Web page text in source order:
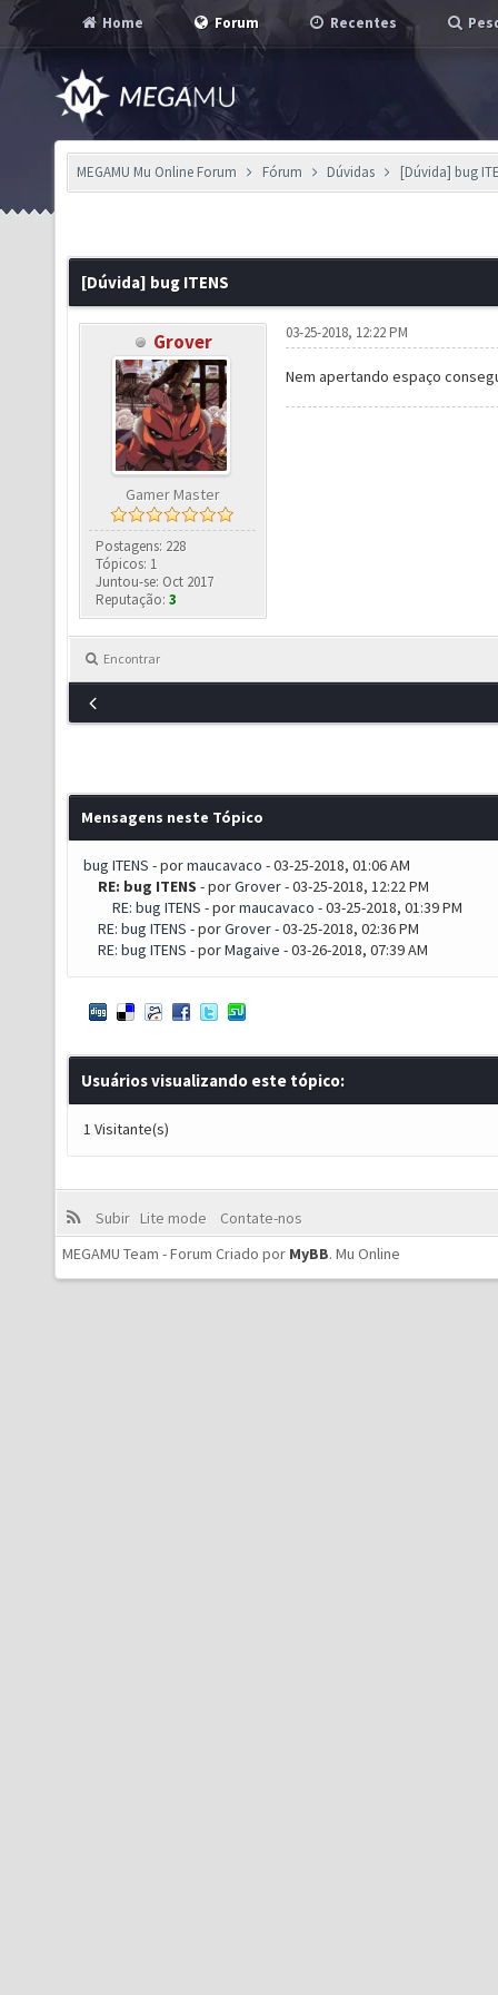
Home Forum Recentes
MEGAMU Mu Online Forum Fórum Dúvidas [Dúvida] bug
[Dúvida] bug ITENS
Grover
Gamer Master
Postagens: 228
Tópicos: 1
Juntou-se: Oct 2017
Reputação:3
03-25-2018, 12:22 PM
Nem apertando espaço
Encontrar
Mensagens neste Tópico
bug ITENS - pormaucavaco - 03-25-2018, 01:06 AM
RE: bug ITENS - porGrover- 03-25-2018, 12:22 PM
RE: bug ITENS - pormaucavaco - 03-25-2018, 01:39 PM
RE: bug ITENS - porGrover- 03-25-2018, 02:36 PM
RE: bug ITENS - porMagaive - 03-26-2018, 07:39 AM
Usuários visualizando este tópico:
1 Visitante(s)
Subir Lite mode
Contate-nos
MEGAMU Team - Forum Criado por MyBB. Mu Online